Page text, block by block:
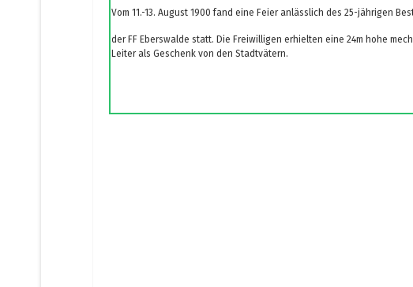
Vom 11.-13. August 1900 fand eine Feier anlässlich des 25-jährigen
der FF Eberswalde statt. Die Freiwilligen erhielten eine 24m hohe
Leiter als Geschenk von den Stadtvätern.